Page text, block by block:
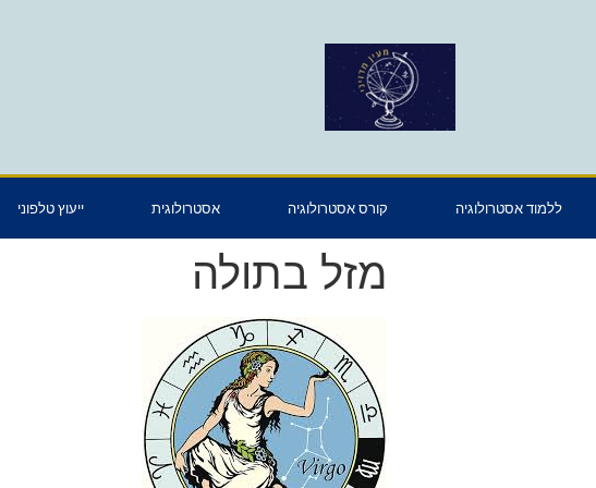
ללמוד אסטרולוגיה קורס אסטרולוגיה אסטרולוגית ייעוץ טלפוני
מזל בתולה